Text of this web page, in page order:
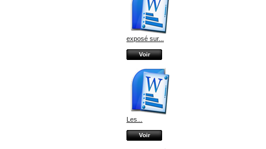
exposé sur...
Voir
Les...
Voir